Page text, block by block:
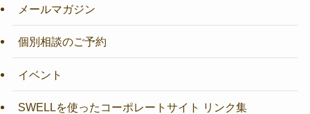
メールマガジン
個別相談のご予約
イベント
SWELLを使ったコーポレートサイト リンク集